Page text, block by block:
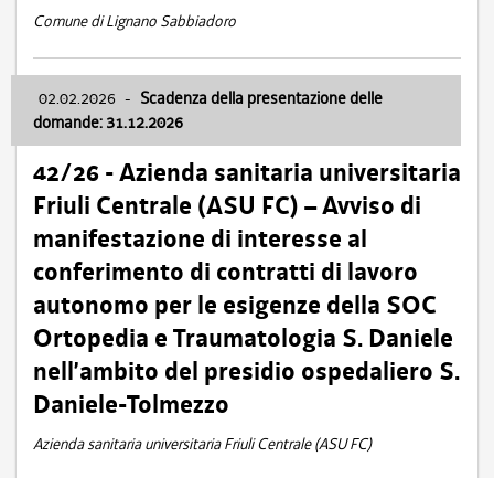
Comune di Lignano Sabbiadoro
02.02.2026 - Scadenza della presentazione delle
domande: 31.12.2026
42/26 - Azienda sanitaria universitaria
Friuli Centrale (ASU FC) – Avviso di
manifestazione di interesse al
conferimento di contratti di lavoro
autonomo per le esigenze della SOC
Ortopedia e Traumatologia S. Daniele
nell’ambito del presidio ospedaliero S.
Daniele-Tolmezzo
Azienda sanitaria universitaria Friuli Centrale (ASU FC)